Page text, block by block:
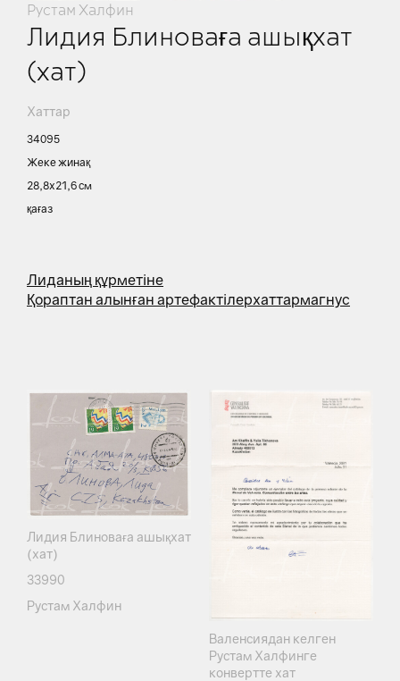
Рустам Халфин
Лидия Блиноваға ашықхат
(хат)
Хаттар
34095
Жеке жинақ
28,8х21,6 см
қағаз
Лиданың құрметіне
Қораптан алынған артефактілерхаттармагнус
Лидия Блиноваға ашықхат
(хат)
33990
Рустам Халфин
Валенсиядан келген
Рустам Халфинге
конвертте хат